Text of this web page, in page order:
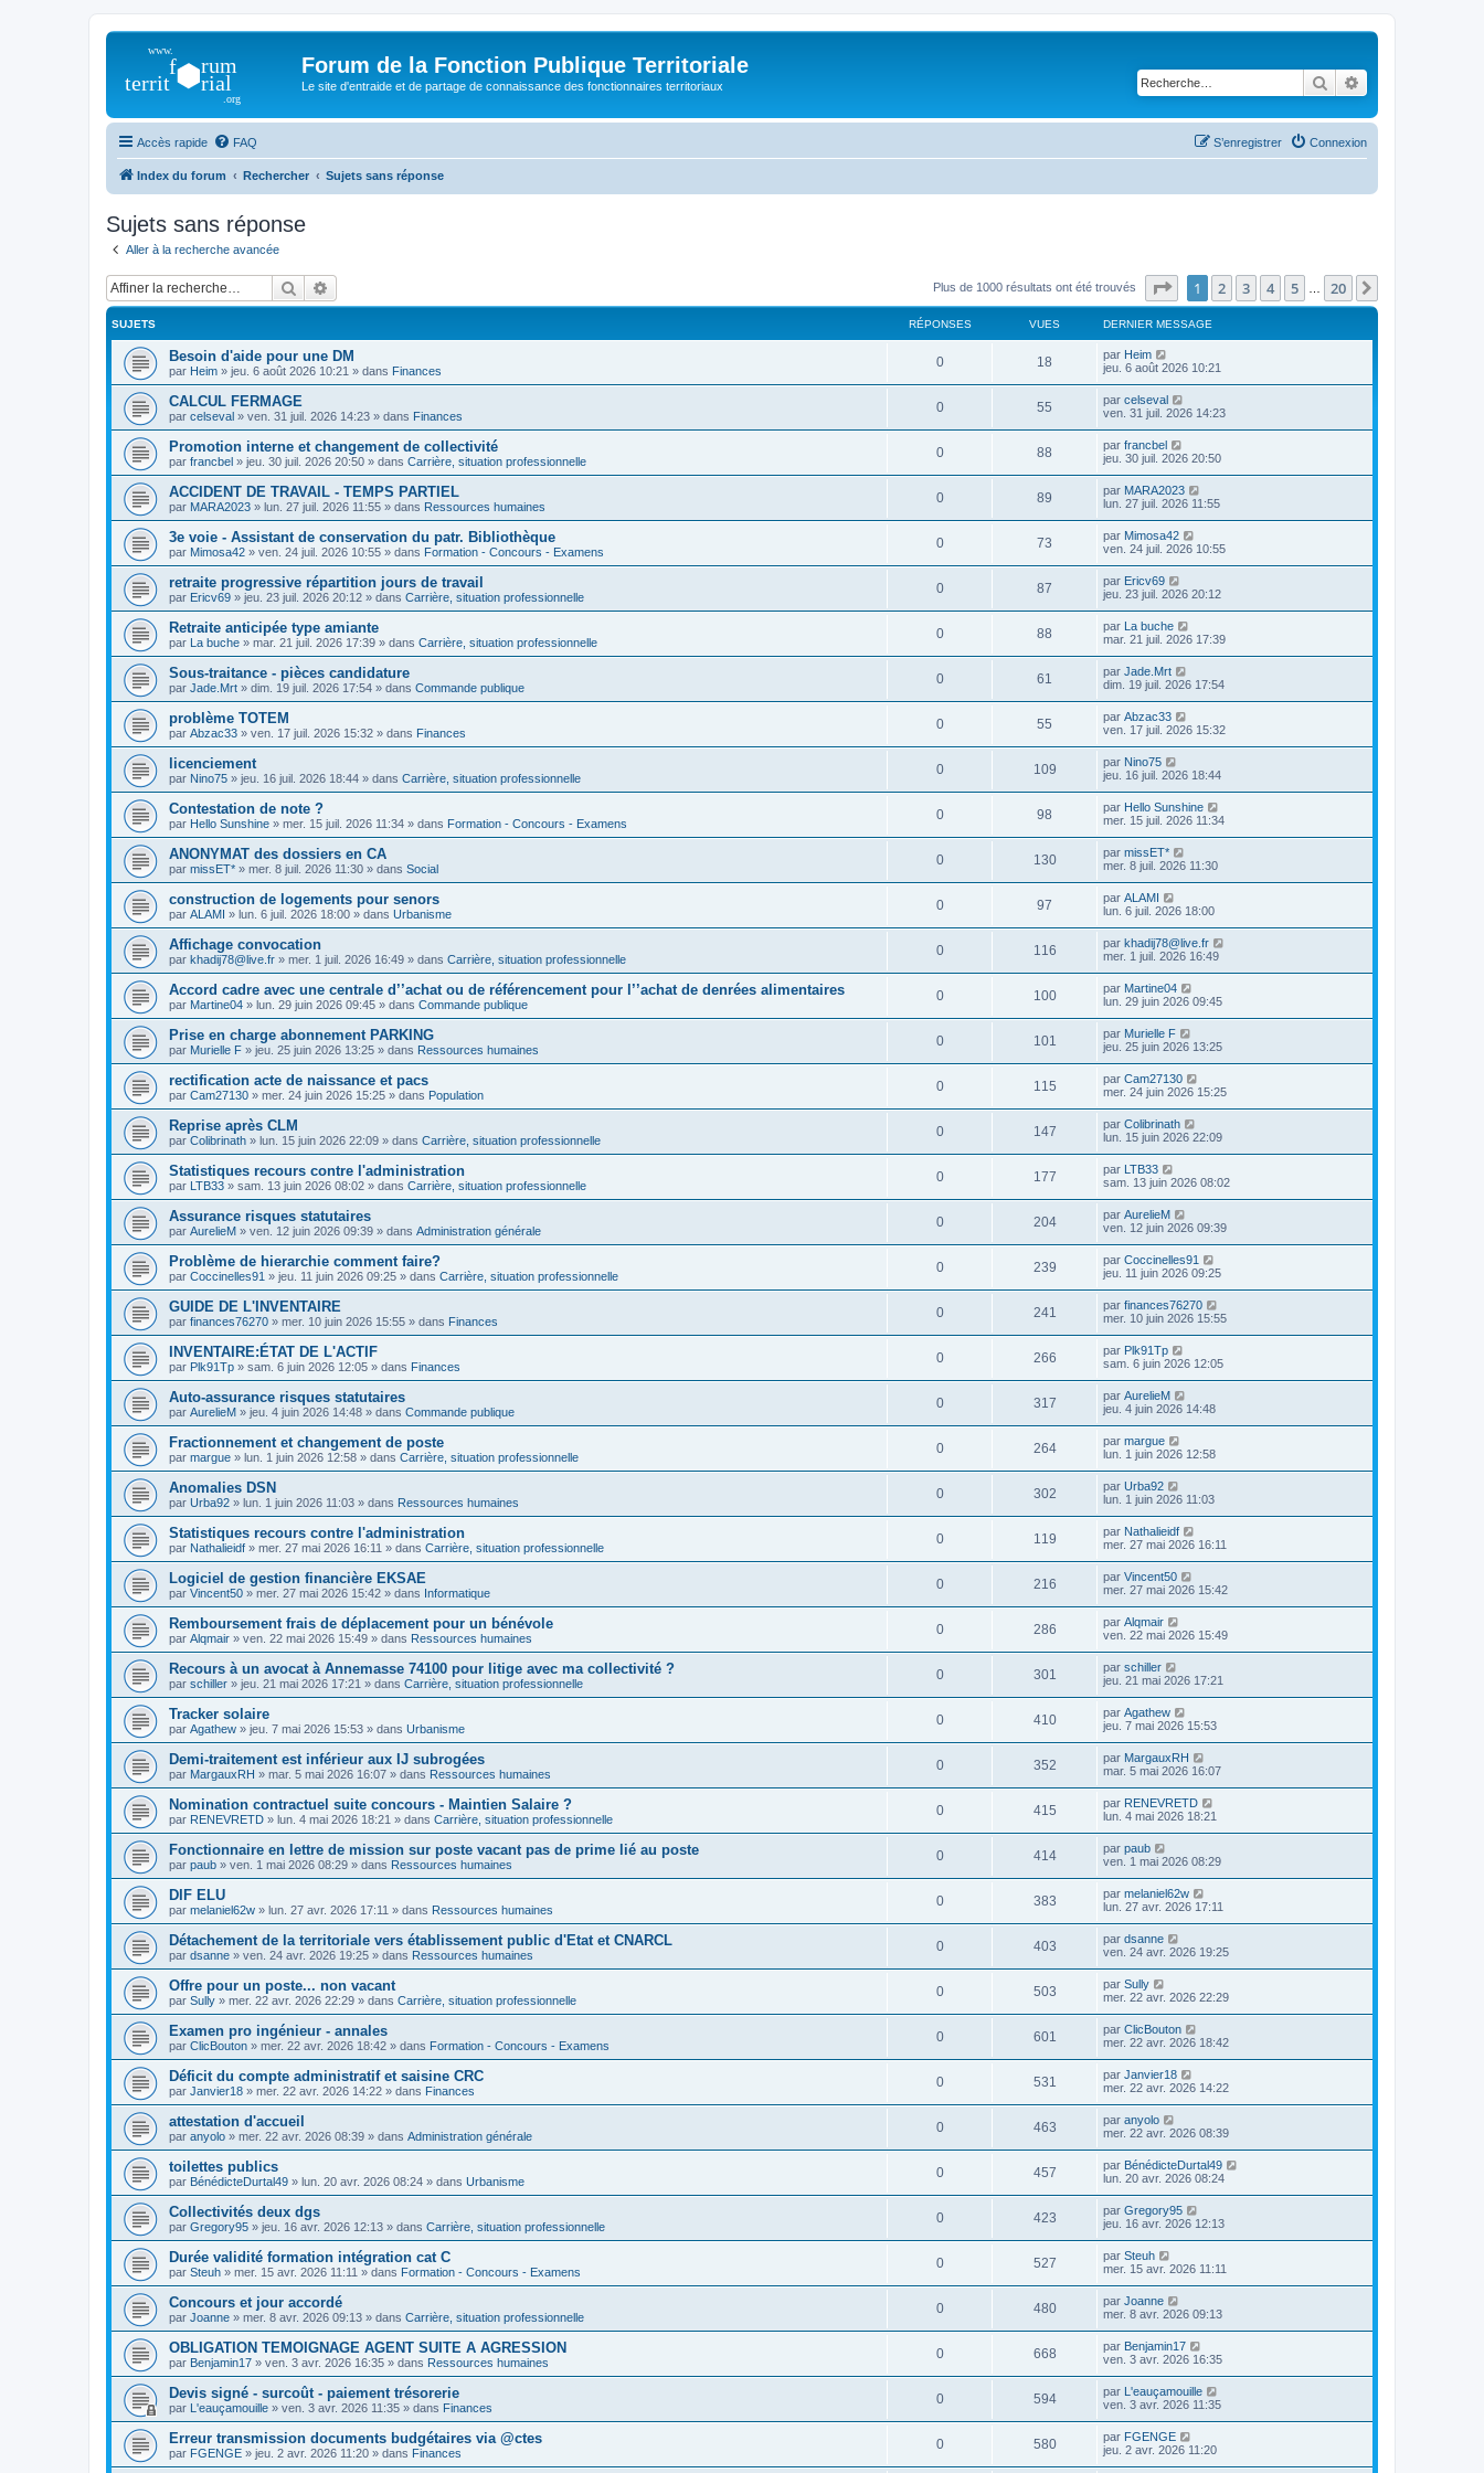
Forum de la Fonction Publique Territoriale
Le site d'entraide et de partage de connaissance des fonctionnaires territoriaux Rechercher
Accès rapide FAQ Connexion
S’enregistrer
Index du forum Rechercher Sujets sans réponse
Sujets sans réponse
Aller à la recherche avancée
Rechercher Plus de 1000 résultats ont été trouvés Page sur20
1 2 3 4 5 20
SUJETS RÉPONSES VUES DERNIER MESSAGE
Besoin d'aide pour une DM
par Heim » jeu. 6 août 2026 10:21 » dans Finances
0 18 par Heim
jeu. 6 août 2026 10:21
CALCUL FERMAGE
par celseval » ven. 31 juil. 2026 14:23 » dans Finances
0 55 par celseval
ven. 31 juil. 2026 14:23
Promotion interne et changement de collectivité
par francbel » jeu. 30 juil. 2026 20:50 » dans Carrière, situation professionnelle
0 88 par francbel
jeu. 30 juil. 2026 20:50
ACCIDENT DE TRAVAIL - TEMPS PARTIEL
par MARA2023 » lun. 27 juil. 2026 11:55 » dans Ressources humaines
0 89 par MARA2023
lun. 27 juil. 2026 11:55
3e voie - Assistant de conservation du patr. Bibliothèque
par Mimosa42 » ven. 24 juil. 2026 10:55 » dans Formation - Concours - Examens
0 73 par Mimosa42
ven. 24 juil. 2026 10:55
retraite progressive répartition jours de travail
par Ericv69 » jeu. 23 juil. 2026 20:12 » dans Carrière, situation professionnelle
0 87 par Ericv69
jeu. 23 juil. 2026 20:12
Retraite anticipée type amiante
par La buche » mar. 21 juil. 2026 17:39 » dans Carrière, situation professionnelle
0 88 par La buche
mar. 21 juil. 2026 17:39
Sous-traitance - pièces candidature
par Jade.Mrt » dim. 19 juil. 2026 17:54 » dans Commande publique
0 61 par Jade.Mrt
dim. 19 juil. 2026 17:54
problème TOTEM
par Abzac33 » ven. 17 juil. 2026 15:32 » dans Finances
0 55 par Abzac33
ven. 17 juil. 2026 15:32
licenciement
par Nino75 » jeu. 16 juil. 2026 18:44 » dans Carrière, situation professionnelle
0 109 par Nino75
jeu. 16 juil. 2026 18:44
Contestation de note ?
par Hello Sunshine » mer. 15 juil. 2026 11:34 » dans Formation - Concours - Examens
0 98 par Hello Sunshine
mer. 15 juil. 2026 11:34
ANONYMAT des dossiers en CA
par missET* » mer. 8 juil. 2026 11:30 » dans Social
0 130 par missET*
mer. 8 juil. 2026 11:30
construction de logements pour senors
par ALAMI » lun. 6 juil. 2026 18:00 » dans Urbanisme
0 97 par ALAMI
lun. 6 juil. 2026 18:00
Affichage convocation
par khadij78@live.fr » mer. 1 juil. 2026 16:49 » dans Carrière, situation professionnelle
0 116 par khadij78@live.fr
mer. 1 juil. 2026 16:49
Accord cadre avec une centrale d’’achat ou de référencement pour l’’achat de denrées alimentaires
par Martine04 » lun. 29 juin 2026 09:45 » dans Commande publique
0 100 par Martine04
lun. 29 juin 2026 09:45
Prise en charge abonnement PARKING
par Murielle F » jeu. 25 juin 2026 13:25 » dans Ressources humaines
0 101 par Murielle F
jeu. 25 juin 2026 13:25
rectification acte de naissance et pacs
par Cam27130 » mer. 24 juin 2026 15:25 » dans Population
0 115 par Cam27130
mer. 24 juin 2026 15:25
Reprise après CLM
par Colibrinath » lun. 15 juin 2026 22:09 » dans Carrière, situation professionnelle
0 147 par Colibrinath
lun. 15 juin 2026 22:09
Statistiques recours contre l'administration
par LTB33 » sam. 13 juin 2026 08:02 » dans Carrière, situation professionnelle
0 177 par LTB33
sam. 13 juin 2026 08:02
Assurance risques statutaires
par AurelieM » ven. 12 juin 2026 09:39 » dans Administration générale
0 204 par AurelieM
ven. 12 juin 2026 09:39
Problème de hierarchie comment faire?
par Coccinelles91 » jeu. 11 juin 2026 09:25 » dans Carrière, situation professionnelle
0 239 par Coccinelles91
jeu. 11 juin 2026 09:25
GUIDE DE L'INVENTAIRE
par finances76270 » mer. 10 juin 2026 15:55 » dans Finances
0 241 par finances76270
mer. 10 juin 2026 15:55
INVENTAIRE:ÉTAT DE L'ACTIF
par Plk91Tp » sam. 6 juin 2026 12:05 » dans Finances
0 266 par Plk91Tp
sam. 6 juin 2026 12:05
Auto-assurance risques statutaires
par AurelieM » jeu. 4 juin 2026 14:48 » dans Commande publique
0 317 par AurelieM
jeu. 4 juin 2026 14:48
Fractionnement et changement de poste
par margue » lun. 1 juin 2026 12:58 » dans Carrière, situation professionnelle
0 264 par margue
lun. 1 juin 2026 12:58
Anomalies DSN
par Urba92 » lun. 1 juin 2026 11:03 » dans Ressources humaines
0 302 par Urba92
lun. 1 juin 2026 11:03
Statistiques recours contre l'administration
par Nathalieidf » mer. 27 mai 2026 16:11 » dans Carrière, situation professionnelle
0 119 par Nathalieidf
mer. 27 mai 2026 16:11
Logiciel de gestion financière EKSAE
par Vincent50 » mer. 27 mai 2026 15:42 » dans Informatique
0 216 par Vincent50
mer. 27 mai 2026 15:42
Remboursement frais de déplacement pour un bénévole
par Alqmair » ven. 22 mai 2026 15:49 » dans Ressources humaines
0 286 par Alqmair
ven. 22 mai 2026 15:49
Recours à un avocat à Annemasse 74100 pour litige avec ma collectivité ?
par schiller » jeu. 21 mai 2026 17:21 » dans Carrière, situation professionnelle
0 301 par schiller
jeu. 21 mai 2026 17:21
Tracker solaire
par Agathew » jeu. 7 mai 2026 15:53 » dans Urbanisme
0 410 par Agathew
jeu. 7 mai 2026 15:53
Demi-traitement est inférieur aux IJ subrogées
par MargauxRH » mar. 5 mai 2026 16:07 » dans Ressources humaines
0 352 par MargauxRH
mar. 5 mai 2026 16:07
Nomination contractuel suite concours - Maintien Salaire ?
par RENEVRETD » lun. 4 mai 2026 18:21 » dans Carrière, situation professionnelle
0 415 par RENEVRETD
lun. 4 mai 2026 18:21
Fonctionnaire en lettre de mission sur poste vacant pas de prime lié au poste
par paub » ven. 1 mai 2026 08:29 » dans Ressources humaines
0 414 par paub
ven. 1 mai 2026 08:29
DIF ELU
par melaniel62w » lun. 27 avr. 2026 17:11 » dans Ressources humaines
0 383 par melaniel62w
lun. 27 avr. 2026 17:11
Détachement de la territoriale vers établissement public d'Etat et CNARCL
par dsanne » ven. 24 avr. 2026 19:25 » dans Ressources humaines
0 403 par dsanne
ven. 24 avr. 2026 19:25
Offre pour un poste... non vacant
par Sully » mer. 22 avr. 2026 22:29 » dans Carrière, situation professionnelle
0 503 par Sully
mer. 22 avr. 2026 22:29
Examen pro ingénieur - annales
par ClicBouton » mer. 22 avr. 2026 18:42 » dans Formation - Concours - Examens
0 601 par ClicBouton
mer. 22 avr. 2026 18:42
Déficit du compte administratif et saisine CRC
par Janvier18 » mer. 22 avr. 2026 14:22 » dans Finances
0 531 par Janvier18
mer. 22 avr. 2026 14:22
attestation d'accueil
par anyolo » mer. 22 avr. 2026 08:39 » dans Administration générale
0 463 par anyolo
mer. 22 avr. 2026 08:39
toilettes publics
par BénédicteDurtal49 » lun. 20 avr. 2026 08:24 » dans Urbanisme
0 457 par BénédicteDurtal49
lun. 20 avr. 2026 08:24
Collectivités deux dgs
par Gregory95 » jeu. 16 avr. 2026 12:13 » dans Carrière, situation professionnelle
0 423 par Gregory95
jeu. 16 avr. 2026 12:13
Durée validité formation intégration cat C
par Steuh » mer. 15 avr. 2026 11:11 » dans Formation - Concours - Examens
0 527 par Steuh
mer. 15 avr. 2026 11:11
Concours et jour accordé
par Joanne » mer. 8 avr. 2026 09:13 » dans Carrière, situation professionnelle
0 480 par Joanne
mer. 8 avr. 2026 09:13
OBLIGATION TEMOIGNAGE AGENT SUITE A AGRESSION
par Benjamin17 » ven. 3 avr. 2026 16:35 » dans Ressources humaines
0 668 par Benjamin17
ven. 3 avr. 2026 16:35
Devis signé - surcoût - paiement trésorerie
par L'eauçamouille » ven. 3 avr. 2026 11:35 » dans Finances
0 594 par L'eauçamouille
ven. 3 avr. 2026 11:35
Erreur transmission documents budgétaires via @ctes
par FGENGE » jeu. 2 avr. 2026 11:20 » dans Finances
0 580 par FGENGE
jeu. 2 avr. 2026 11:20